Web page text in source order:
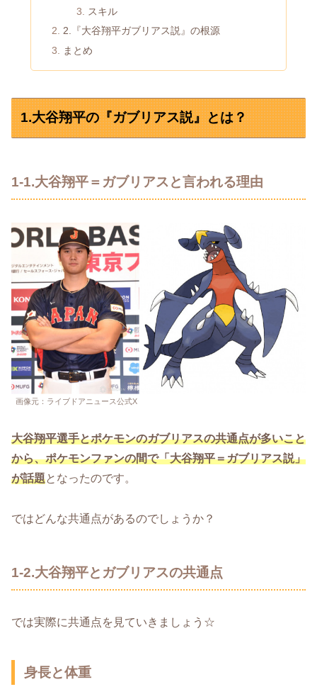
スキル
2.『大谷翔平ガブリアス説』の根源
まとめ
1.大谷翔平の『ガブリアス説』とは？
1-1.大谷翔平＝ガブリアスと言われる理由
画像元：ライブドアニュース公式X
大谷翔平選手とポケモンのガブリアスの共通点が多いこと
から、ポケモンファンの間で「大谷翔平＝ガブリアス説」
が話題となったのです。
ではどんな共通点があるのでしょうか？
1-2.大谷翔平とガブリアスの共通点
では実際に共通点を見ていきましょう☆
身長と体重